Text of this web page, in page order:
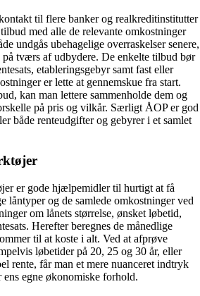
til flere banker og realkreditinstitutter
med alle de relevante omkostninger
undgås ubehagelige overraskelser senere,
på tværs af udbydere. De enkelte tilbud bør
etableringsgebyr samt fast eller
er lette at gennemskue fra start.
kan man lettere sammenholde dem og
på pris og vilkår. Særligt ÅOP er god
både renteudgifter og gebyrer i et samlet
er gode hjælpemidler til hurtigt at få
låntyper og de samlede omkostninger ved
om lånets størrelse, ønsket løbetid,
Herefter beregnes de månedlige
til at koste i alt. Ved at afprøve
løbetider på 20, 25 og 30 år, eller
rente, får man et mere nuanceret indtryk
ens egne økonomiske forhold.